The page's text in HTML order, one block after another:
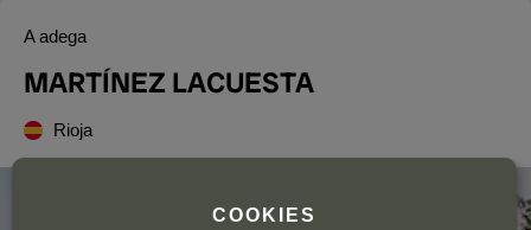
A adega
MARTÍNEZ LACUESTA
Rioja
COOKIES